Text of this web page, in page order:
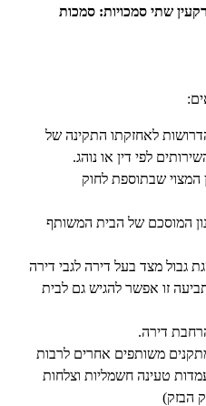
שתי סמכויות: סמכות
לאחזקתו התקינה של
לפי דין או נוהג.
המצוי שבתוספת לחוק
המוסכם של הבית המשותף
גבול מצד בעל דירה לגבי דירה
זו אפשר להגיש גם לבית
דירה.
משותפים אחרים לרבות
טעינה חשמליות וצלחות